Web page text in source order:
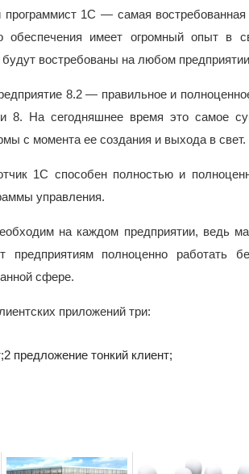
1С — самая
обеспечения имеет огромный опыт в
будут востребованы на любом
8.2 — правильное и
8. На сегодняшнее время это самое
с момента ее создания и выхода в свет.
1С способен полностью и
управления.
на каждом предприятии, ведь
предприятиям полноценно работать
сфере.
приложений три:
2 предложение тонкий клиент;